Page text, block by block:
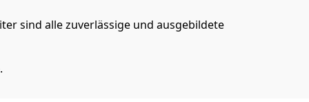
sind alle zuverlässige und ausgebildete